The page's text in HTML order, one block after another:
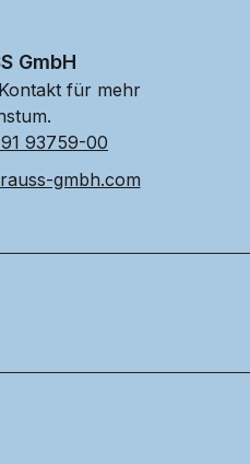
GmbH
für mehr
93759-00
gmbh.com